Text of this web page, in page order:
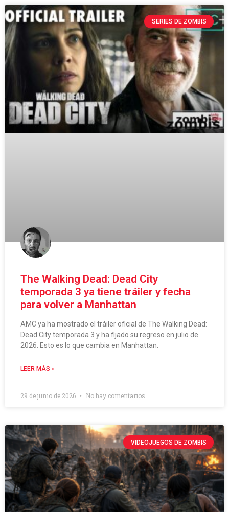
SERIES DE ZOMBIS
The Walking Dead: Dead City
temporada 3 ya tiene tráiler y fecha
para volver a Manhattan
AMC ya ha mostrado el tráiler oficial de The Walking Dead:
Dead City temporada 3 y ha fijado su regreso en julio de
2026. Esto es lo que cambia en Manhattan.
LEER MÁS »
29 de junio de 2026 No hay comentarios
VIDEOJUEGOS DE ZOMBIS